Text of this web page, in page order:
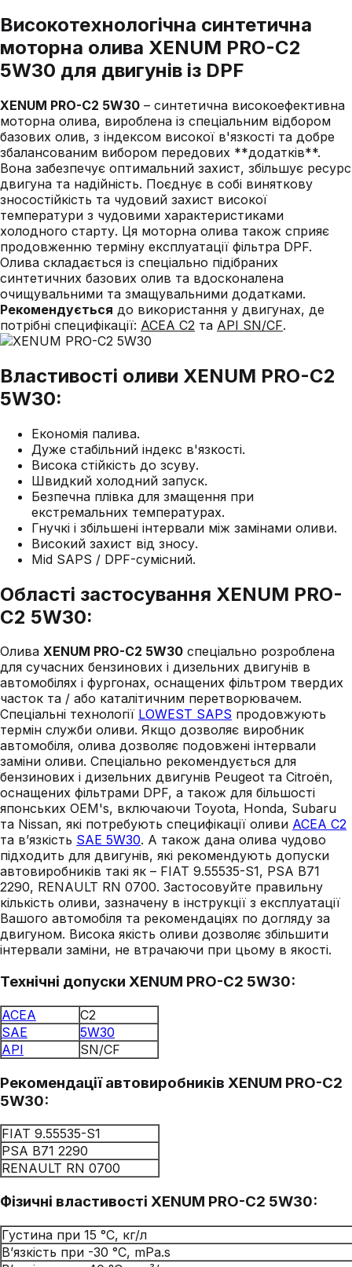
Високотехнологічна синтетична
моторна олива XENUM PRO-C2
5W30 для двигунів із DPF
XENUM PRO-C2 5W30 – синтетична високоефективна
моторна олива, вироблена із спеціальним відбором
базових олив, з індексом високої в'язкості та добре
збалансованим вибором передових **додатків**.
Вона забезпечує оптимальний захист, збільшує ресурс
двигуна та надійність. Поєднує в собі виняткову
зносостійкість та чудовий захист високої
температури з чудовими характеристиками
холодного старту. Ця моторна олива також сприяє
продовженню терміну експлуатації фільтра DPF.
Олива складається із спеціально підібраних
синтетичних базових олив та вдосконалена
очищувальними та змащувальними додатками.
Рекомендується до використання у двигунах, де
потрібні специфікації: ACEA C2 та API SN/CF.
Властивості оливи XENUM PRO-C2
5W30:
Економія палива.
Дуже стабільний індекс в'язкості.
Висока стійкість до зсуву.
Швидкий холодний запуск.
Безпечна плівка для змащення при
екстремальних температурах.
Гнучкі і збільшені інтервали між замінами оливи.
Високий захист від зносу.
Mid SAPS / DPF-сумісний.
Області застосування XENUM PRO-
C2 5W30:
Олива XENUM PRO-C2 5W30 спеціально розроблена
для сучасних бензинових і дизельних двигунів в
автомобілях і фургонах, оснащених фільтром твердих
часток та / або каталітичним перетворювачем.
Спеціальні технології LOWEST SAPS продовжують
термін служби оливи. Якщо дозволяє виробник
автомобіля, олива дозволяє подовжені інтервали
заміни оливи. Спеціально рекомендується для
бензинових і дизельних двигунів Peugeot та Citroën,
оснащених фільтрами DPF, а також для більшості
японських OEM's, включаючи Toyota, Honda, Subaru
та Nissan, які потребують специфікації оливи ACEA C2
та в’язкість SAE 5W30. А також дана олива чудово
підходить для двигунів, які рекомендують допуски
автовиробників такі як – FIAT 9.55535-S1, PSA B71
2290, RENAULT RN 0700. Застосовуйте правильну
кількість оливи, зазначену в інструкції з експлуатації
Вашого автомобіля та рекомендаціях по догляду за
двигуном. Висока якість оливи дозволяє збільшити
інтервали заміни, не втрачаючи при цьому в якості.
Технічні допуски XENUM PRO-C2 5W30:
ACEA
C2
SAE
5W30
API
SN/CF
Рекомендації автовиробників XENUM PRO-C2
5W30:
FIAT 9.55535-S1
PSA B71 2290
RENAULT RN 0700
Фізичні властивості XENUM PRO-C2 5W30:
Густина при 15 °C, кг/л
В’язкість при -30 °C, mPa.s